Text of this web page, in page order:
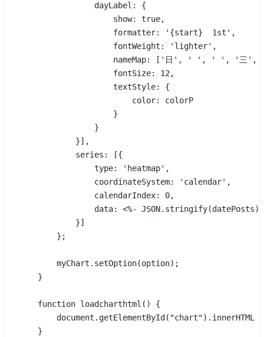
                dayLabel: {
                    show: true,
                    formatter: '{start}  1st',
                    fontWeight: 'lighter',
nameMap: ['日', ' ', ' ', '三',
                    fontSize: 12,
                    textStyle: {
                        color: colorP
                    }
                }
            }],
            series: [{
                type: 'heatmap',
                coordinateSystem: 'calendar',
                calendarIndex: 0,
data: <%- JSON.stringify(datePosts)
            }]
        };
        myChart.setOption(option);
    }
    function loadcharthtml() {
document.getElementById("chart").innerHTML
    }